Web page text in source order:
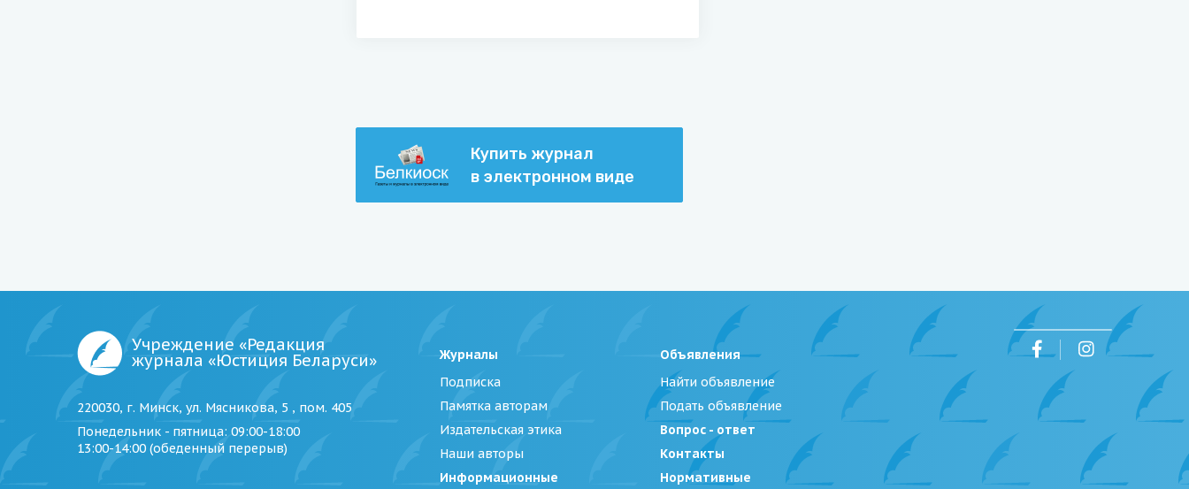
Купить журнал
в электронном виде
Учреждение «Редакция
журнала «Юстиция Беларуси»
220030, г. Минск, ул. Мясникова, 5 , пом. 405
Понедельник - пятница: 09:00-18:00
13:00-14:00 (обеденный перерыв)
Журналы
Подписка
Памятка авторам
Издательская этика
Наши авторы
Информационные
Объявления
Найти объявление
Подать объявление
Вопрос - ответ
Контакты
Нормативные